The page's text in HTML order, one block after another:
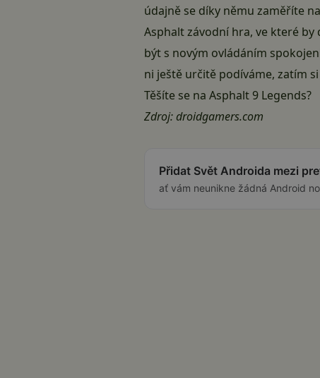
údajně se díky němu zaměříte
Asphalt závodní hra, ve které
být s novým ovládáním
ni ještě určitě podíváme, zatím
Těšíte se na Asphalt 9 Legends?
Zdroj:droidgamers.com
Přidat Svět Androida mezi
ať vám neunikne žádná Android